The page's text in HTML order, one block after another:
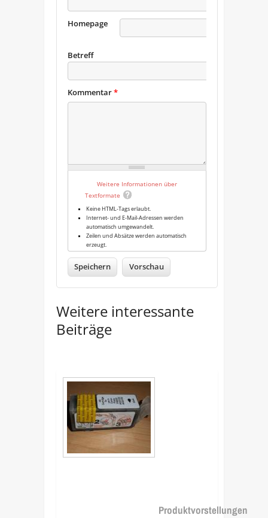
Homepage
Betreff
Kommentar*
Weitere Informationen über
Textformate
Keine HTML-Tags erlaubt.
Internet- und E-Mail-Adressen werden
automatisch umgewandelt.
Zeilen und Absätze werden automatisch
erzeugt.
Weitere interessante
Beiträge
Produktvorstellungen